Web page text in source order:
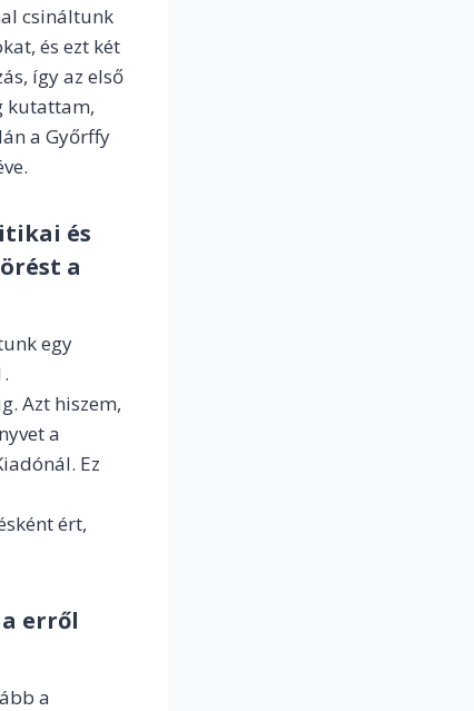
csináltunk
és ezt két
így az első
kutattam,
a Győrffy
és
a
egy
Azt hiszem,
a
Ez
ért,
erről
a